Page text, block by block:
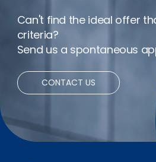
Can't find the ideal offer
criteria?
Send us a spontaneous
CONTACT US